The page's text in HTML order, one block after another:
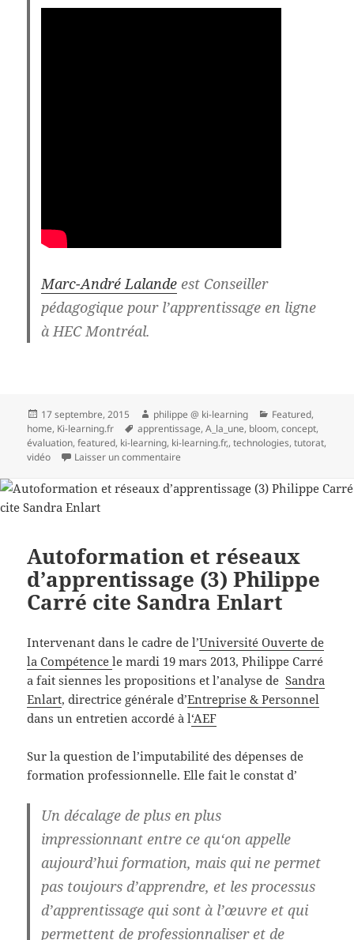
Marc-André Lalande est Conseiller
pédagogique pour l’apprentissage en ligne
à HEC Montréal.
Publié
le
17 septembre, 2015 Auteur
philippe @ ki-learning Catégories
Featured,
home, Ki-learning.fr
Mots-
clés
apprentissage,A_la_une, bloom,concept,
évaluation,featured, ki-learning, ki-learning.fr,,technologies,tutorat,
vidéo
Laisser un commentaire
Autoformation et réseaux
d’apprentissage (3) Philippe
Carré cite Sandra Enlart
Intervenant dans le cadre de l’Université Ouverte de
la Compétencele mardi 19 mars 2013, Philippe Carré
a fait siennes les propositions et l’analyse deSandra
Enlart, directrice générale d’Entreprise & Personnel
dans un entretien accordé à l‘AEF
Sur la question de l’imputabilité des dépenses de
formation professionnelle. Elle fait le constat d’
Un décalage de plus en plus
impressionnant entre ce qu‘on appelle
aujourd’hui formation, mais qui ne permet
pas toujours d’apprendre, et les processus
d’apprentissage qui sont à l’œuvre et qui
permettent de professionnaliser et de